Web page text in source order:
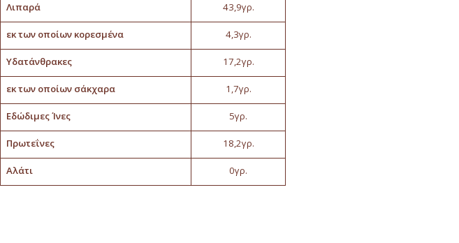
Λιπαρά 43,9γρ.
εκ των οποίων κορεσμένα 4,3γρ.
Υδατάνθρακες 17,2γρ.
εκ των οποίων σάκχαρα 1,7γρ.
Εδώδιμες Ίνες 5γρ.
Πρωτεΐνες 18,2γρ.
Αλάτι 0γρ.